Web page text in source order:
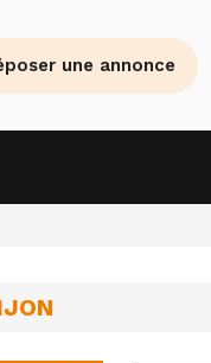
une annonce